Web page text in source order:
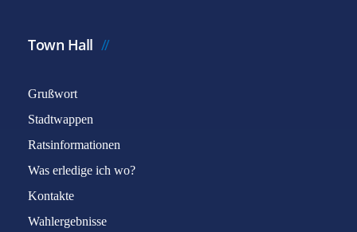
Town Hall
Grußwort
Stadtwappen
Ratsinformationen
Was erledige ich wo?
Kontakte
Wahlergebnisse